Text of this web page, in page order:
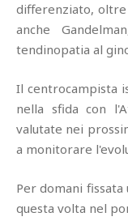
differenziato,
anche
tendinopatia al
Il centrocampista
nella sfida con
valutate nei
a monitorare
Per domani
questa volta nel